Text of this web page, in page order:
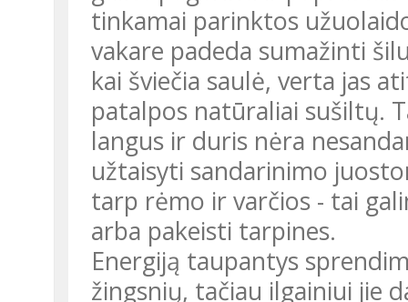
tinkamai parinktos
vakare padeda sumažinti
kai šviečia saulė, verta jas
patalpos natūraliai sušiltų.
langus ir duris nėra
užtaisyti sandarinimo
tarp rėmo ir varčios - tai
arba pakeisti tarpines.
Energiją taupantys sprendimai dažnai prasideda nuo mažų
žingsnių, tačiau ilgainiui jie